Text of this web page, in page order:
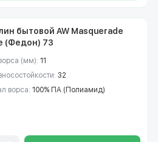
бытовой AW Masquerade
(Федон) 73
(мм): 11
32
ворса: 100% ПА (Полиамид)